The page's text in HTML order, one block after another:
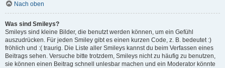
Nach oben
Was sind Smileys?
Smileys sind kleine Bilder, die benutzt werden können, um ein Gefühl
auszudrücken. Für jeden Smiley gibt es einen kurzen Code, z. B. bedeutet :)
fröhlich und :( traurig. Die Liste aller Smileys kannst du beim Verfassen eines
Beitrags sehen. Versuche bitte trotzdem, Smileys nicht zu häufig zu benutzen,
sie können einen Beitrag schnell unlesbar machen und ein Moderator könnte